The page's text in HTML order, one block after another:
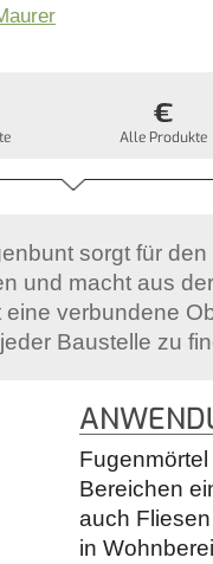
Alle Produkte
sorgt für
und macht aus
verbundene
Baustelle zu
Bereichen
auch
in